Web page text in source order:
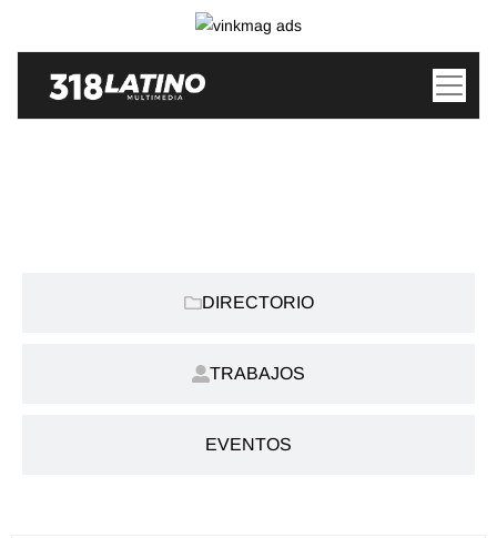
DIRECTORIO
TRABAJOS
EVENTOS